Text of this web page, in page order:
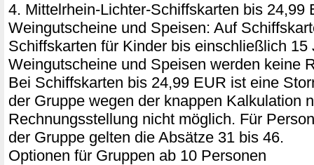
4. Mittelrhein-Lichter-Schiffskarten bis 24,99
Weingutscheine und Speisen: Auf
Schiffskarten für Kinder bis einschließlich 15
Weingutscheine und Speisen werden keine
Bei Schiffskarten bis 24,99 EUR ist eine
der Gruppe wegen der knappen Kalkulation
Rechnungsstellung nicht möglich. Für
der Gruppe gelten die Absätze 31 bis 46.
Optionen für Gruppen ab 10 Personen